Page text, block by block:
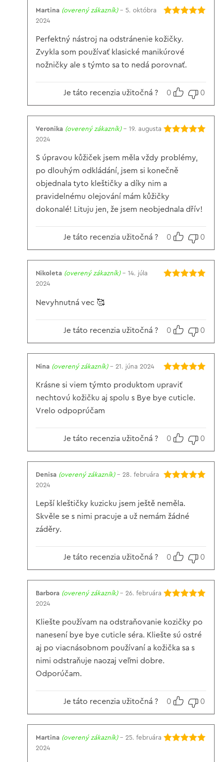
Martina (overený zákazník) – 5. októbra
2024
Perfektný nástroj na odstránenie kožičky.
Zvykla som používať klasické manikúrové
nožničky ale s týmto sa to nedá porovnať.
Je táto recenzia užitočná ? 0 0
Veronika (overený zákazník) – 19. augusta
2024
S úpravou kůžiček jsem měla vždy problémy,
po dlouhým odkládání, jsem si konečně
objednala tyto kleštičky a díky nim a
pravidelnému olejování mám kůžičky
dokonalé! Lituju jen, že jsem neobjednala dřív!
Je táto recenzia užitočná ? 0 0
Nikoleta (overený zákazník) – 14. júla
2024
Nevyhnutná vec 🥰
Je táto recenzia užitočná ? 0 0
z 5
Nina (overený zákazník) – 21. júna 2024
Krásne si viem týmto produktom upraviť
nechtovú kožičku aj spolu s Bye bye cuticle.
Vrelo odpoprúčam
Je táto recenzia užitočná ? 0 0
Denisa (overený zákazník) – 28. februára
2024
Lepší kleštičky kuzicku jsem ještě neměla.
Skvěle se s nimi pracuje a už nemám žádné
záděry.
Je táto recenzia užitočná ? 0 0
Barbora (overený zákazník) – 26. februára
2024
Kliešte používam na odstraňovanie kozičky po
nanesení bye bye cuticle séra. Kliešte sú ostré
aj po viacnásobnom používaní a kožička sa s
nimi odstraňuje naozaj veľmi dobre.
Odporúčam.
Je táto recenzia užitočná ? 0 0
Martina (overený zákazník) – 25. februára
2024